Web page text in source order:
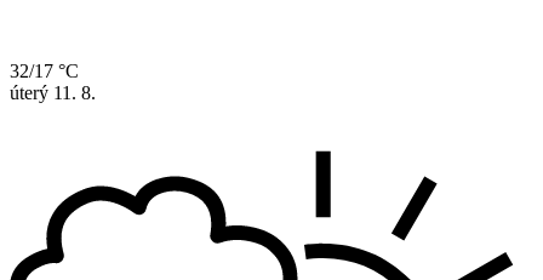
32/17 °C
úterý 11. 8.